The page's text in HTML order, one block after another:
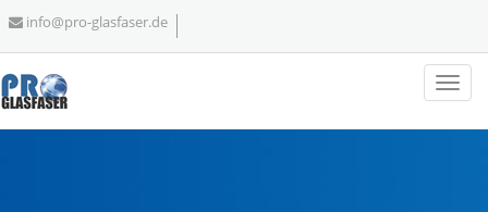
info@pro-glasfaser.de